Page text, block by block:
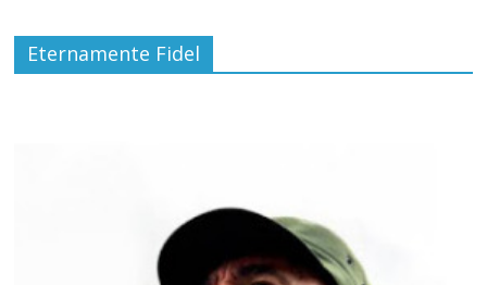
Eternamente Fidel